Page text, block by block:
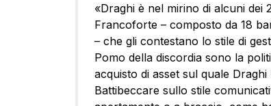
«Draghi è nel mirino di alcuni dei
Francoforte – composto da 18
– che gli contestano lo stile di
Pomo della discordia sono la
acquisto di asset sul quale
Battibeccare sullo stile